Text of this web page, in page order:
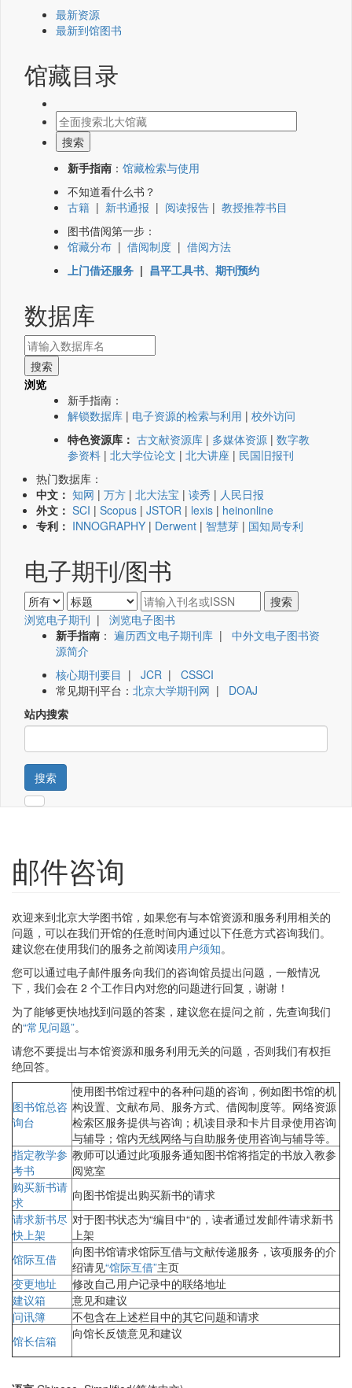
最新资源
最新到馆图书
馆藏目录
新手指南 ： 馆藏检索与使用
不知道看什么书？
古籍 | 新书通报 | 阅读报告 | 教授推荐书目
图书借阅第一步：
馆藏分布 | 借阅制度 | 借阅方法
上门借还服务 | 昌平工具书、期刊预约
数据库
浏览
新手指南：
解锁数据库 | 电子资源的检索与利用 | 校外访问
特色资源库： 古文献资源库 | 多媒体资源 | 数字教
参资料 | 北大学位论文 | 北大讲座 | 民国旧报刊
热门数据库：
中文： 知网 | 万方 | 北大法宝 | 读秀 | 人民日报
外文： SCI | Scopus | JSTOR | lexis | heinonline
专利： INNOGRAPHY | Derwent | 智慧芽 | 国知局专利
电子期刊/图书
浏览电子期刊 | 浏览电子图书
新手指南 ： 遍历西文电子期刊库 | 中外文电子图书资
源简介
核心期刊要目 | JCR | CSSCI
常见期刊平台： 北京大学期刊网 | DOAJ
站内搜索
搜索
邮件咨询
欢迎来到北京大学图书馆，如果您有与本馆资源和服务利用相关的
问题，可以在我们开馆的任意时间内通过以下任意方式咨询我们。
建议您在使用我们的服务之前阅读用户须知。
您可以通过电子邮件服务向我们的咨询馆员提出问题，一般情况
下，我们会在 2 个工作日内对您的问题进行回复，谢谢！
为了能够更快地找到问题的答案，建议您在提问之前，先查询我们
的“常见问题”。
请您不要提出与本馆资源和服务利用无关的问题，否则我们有权拒
绝回答。
图书馆总咨
询台
使用图书馆过程中的各种问题的咨询，例如图书馆的机
构设置、文献布局、服务方式、借阅制度等。网络资源
检索区服务提供与咨询；机读目录和卡片目录使用咨询
与辅导；馆内无线网络与自助服务使用咨询与辅导等。
指定教学参
考书
教师可以通过此项服务通知图书馆将指定的书放入教参
阅览室
购买新书请
求
向图书馆提出购买新书的请求
请求新书尽
快上架
对于图书状态为“编目中“的，读者通过发邮件请求新书
上架
馆际互借
向图书馆请求馆际互借与文献传递服务，该项服务的介
绍请见“馆际互借”主页
变更地址
修改自己用户记录中的联络地址
建议箱
意见和建议
问讯簿
不包含在上述栏目中的其它问题和请求
馆长信箱
向馆长反馈意见和建议